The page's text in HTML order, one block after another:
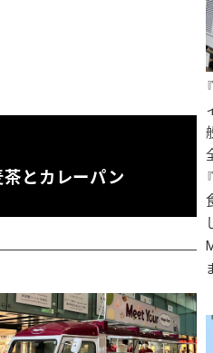
とカレーパン